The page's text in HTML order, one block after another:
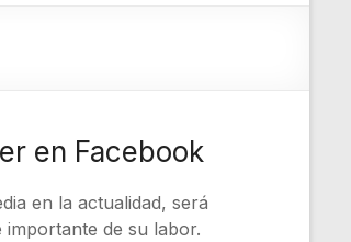
en Facebook
en la actualidad, será
de su labor.